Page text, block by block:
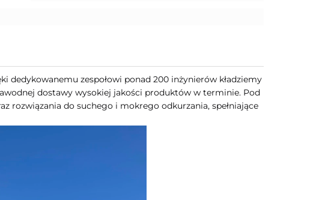
dedykowanemu zespołowi ponad 200 inżynierów kładziemy
dostawy wysokiej jakości produktów w terminie. Pod
rozwiązania do suchego i mokrego odkurzania, spełniające